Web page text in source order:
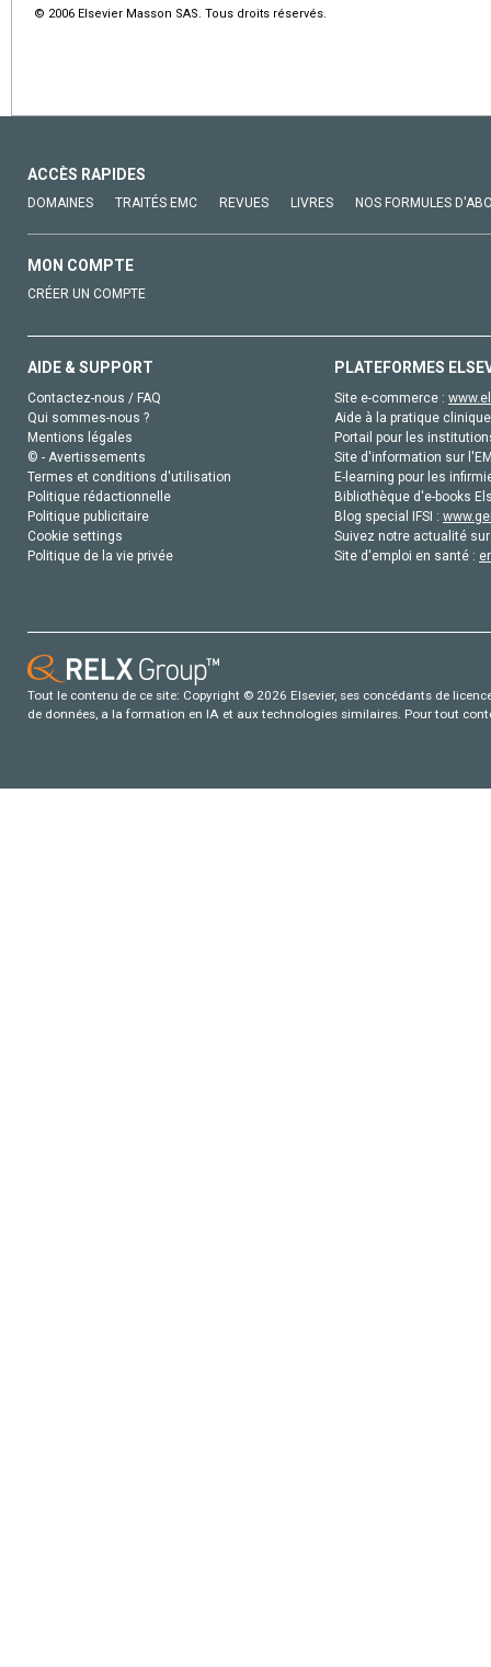
© 2006 Elsevier Masson SAS. Tous droits réservés.
ACCÈS RAPIDES
DOMAINES TRAITÉS EMC REVUES LIVRES NOS FORMULES
MON COMPTE
CRÉER UN COMPTE
AIDE & SUPPORT
Contactez-nous / FAQ
Qui sommes-nous ?
Mentions légales
© - Avertissements
Termes et conditions d'utilisation
Politique rédactionnelle
Politique publicitaire
Cookie settings
Politique de la vie privée
PLATEFORMES
Site e-commerce :
Aide à la pratique
Portail pour les
Site d'information sur
E-learning pour les
Bibliothèque d'e-books
Blog special IFSI :
Suivez notre actualité
Site d'emploi en santé :
Tout le contenu de ce site: Copyright © 2026 Elsevier, ses concédants de
de données, a la formation en IA et aux technologies similaires. Pour tout